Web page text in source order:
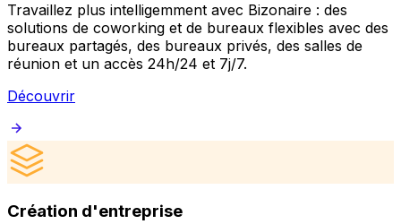
Travaillez plus intelligemment avec Bizonaire : des
solutions de coworking et de bureaux flexibles avec des
bureaux partagés, des bureaux privés, des salles de
réunion et un accès 24h/24 et 7j/7.
Découvrir
Création d'entreprise